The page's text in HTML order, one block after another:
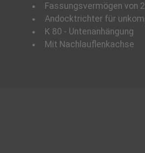
Fassungsvermögen von
Andocktrichter für
K 80 - Untenanhängung
Mit Nachlauflenkachse